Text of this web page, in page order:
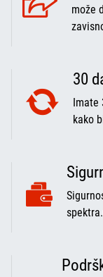
može
30
Imate
kako